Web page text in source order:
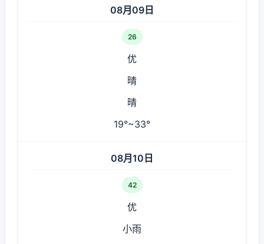
08月09日
26
优
晴
晴
19°~33°
08月10日
42
优
小雨